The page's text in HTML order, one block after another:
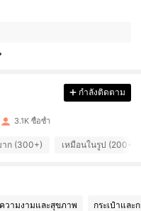
กำลังติดตาม
3.1K ซื้อซ้ำ
าก (300+) เหมือนในรูป (200+)
ความงามและสุขภาพ กระเป๋าและ